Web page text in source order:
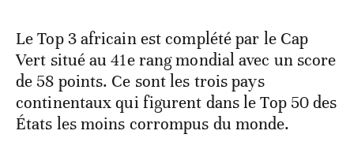
Le Top 3 africain est complété par le Cap
Vert situé au 41e rang mondial avec un score
de 58 points. Ce sont les trois pays
continentaux qui figurent dans le Top 50 des
États les moins corrompus du monde.